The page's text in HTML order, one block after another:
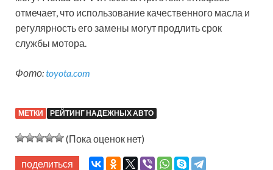
отмечает, что использование качественного масла и
регулярность его замены могут продлить срок
службы мотора.
Фото:toyota.com
МЕТКИ РЕЙТИНГ НАДЕЖНЫХ АВТО
(Пока оценок нет)
поделиться